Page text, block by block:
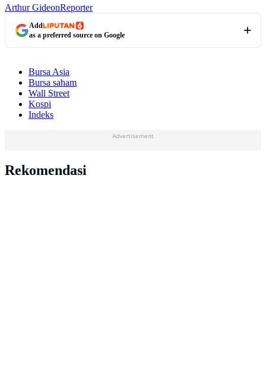
Arthur GideonReporter
Add
as a preferred source on Google
Bursa Asia
Bursa saham
Wall Street
Kospi
Indeks
Advertisement
Rekomendasi